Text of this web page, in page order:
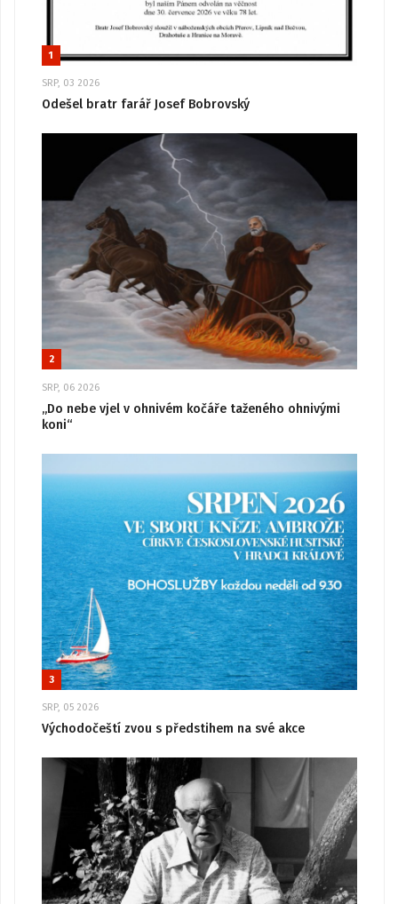
1
SRP, 03 2026
Odešel bratr farář Josef Bobrovský
2
SRP, 06 2026
„Do nebe vjel v ohnivém kočáře taženého ohnivými
koni“
3
SRP, 05 2026
Východočeští zvou s předstihem na své akce